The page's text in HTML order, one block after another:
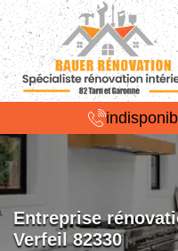
Entreprise
Verfeil 82330